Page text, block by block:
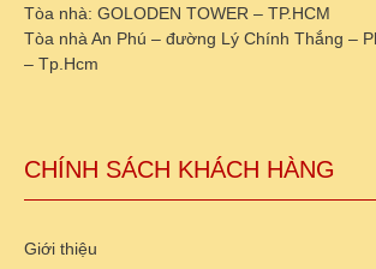
Tòa nhà: GOLODEN TOWER – TP.HCM
Tòa nhà An Phú – đường Lý Chính Thắng –
– Tp.Hcm
CHÍNH SÁCH KHÁCH HÀNG
Giới thiệu